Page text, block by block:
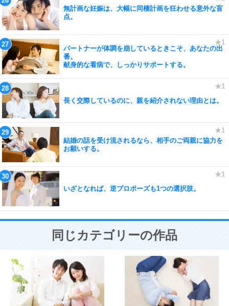
無計画な妊娠は、大幅に同棲計画を狂わせる意外な盲
点。
パートナーが体調を崩しているときこそ、あなたの出
番。
献身的な看病で、しっかりサポートする。
長く交際しているのに、親を紹介されない理由とは。
結婚の話を受け流されるなら、相手のご両親に協力を
お願いする。
いざとなれば、逆プロポーズも1つの選択肢。
同じカテゴリーの作品